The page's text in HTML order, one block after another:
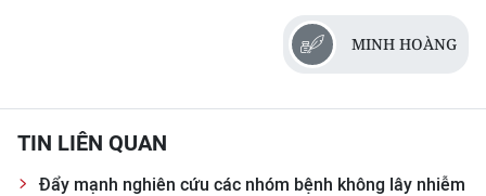
MINH HOÀNG
TIN LIÊN QUAN
Đẩy mạnh nghiên cứu các nhóm bệnh không lây nhiễm